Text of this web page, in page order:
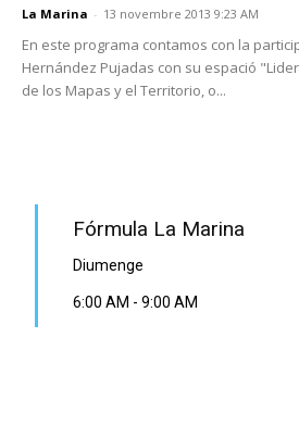
La Marina - 13 novembre 2013 9:23 AM
En este programa contamos con la
Hernández Pujadas con su espació
de los Mapas y el Territorio, o...
Fórmula La Marina
Diumenge
6:00 AM - 9:00 AM